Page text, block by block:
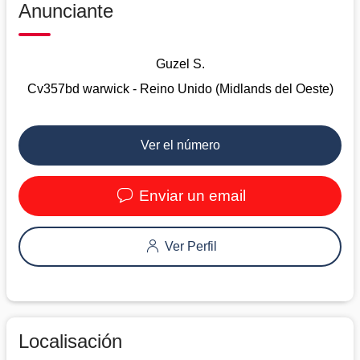
Anunciante
Guzel S.
Cv357bd warwick - Reino Unido (Midlands del Oeste)
Ver el número
Enviar un email
Ver Perfil
Localisación